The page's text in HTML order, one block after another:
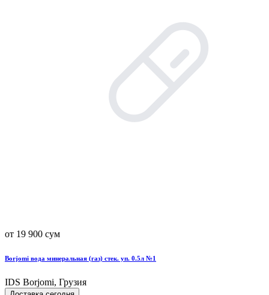
от 19 900 сум
Borjomi вода минеральная (газ) стек. уп. 0.5л №1
IDS Borjomi, Грузия